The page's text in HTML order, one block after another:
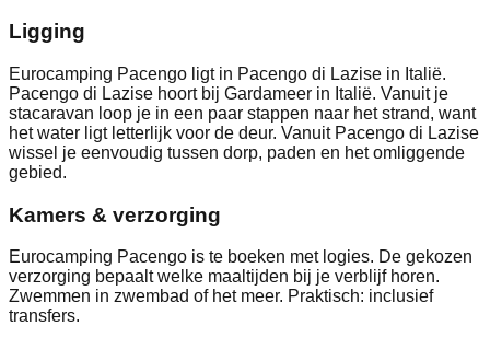
Ligging
Eurocamping Pacengo ligt in Pacengo di Lazise in Italië.
Pacengo di Lazise hoort bij Gardameer in Italië. Vanuit je
stacaravan loop je in een paar stappen naar het strand, want
het water ligt letterlijk voor de deur. Vanuit Pacengo di Lazise
wissel je eenvoudig tussen dorp, paden en het omliggende
gebied.
Kamers & verzorging
Eurocamping Pacengo is te boeken met logies. De gekozen
verzorging bepaalt welke maaltijden bij je verblijf horen.
Zwemmen in zwembad of het meer. Praktisch: inclusief
transfers.